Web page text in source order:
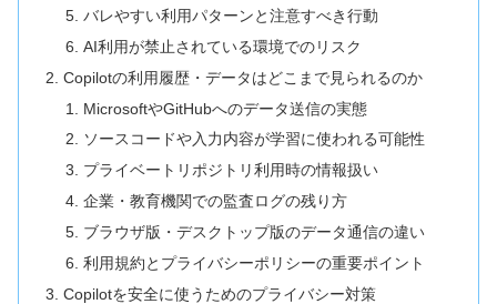
バレやすい利用パターンと注意すべき行動
AI利用が禁止されている環境でのリスク
Copilotの利用履歴・データはどこまで見られるのか
MicrosoftやGitHubへのデータ送信の実態
ソースコードや入力内容が学習に使われる可能性
プライベートリポジトリ利用時の情報扱い
企業・教育機関での監査ログの残り方
ブラウザ版・デスクトップ版のデータ通信の違い
利用規約とプライバシーポリシーの重要ポイント
Copilotを安全に使うためのプライバシー対策